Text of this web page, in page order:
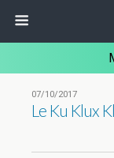
07/10/2017
Le Ku Klux